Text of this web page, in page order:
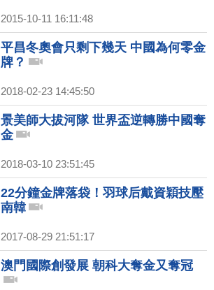
2015-10-11 16:11:48
平昌冬奧會只剩下幾天 中國為何零金
牌？
2018-02-23 14:45:50
景美師大拔河隊 世界盃逆轉勝中國奪
金
2018-03-10 23:51:45
22分鐘金牌落袋！羽球后戴資穎技壓
南韓
2017-08-29 21:51:17
澳門國際創發展 朝科大奪金又奪冠